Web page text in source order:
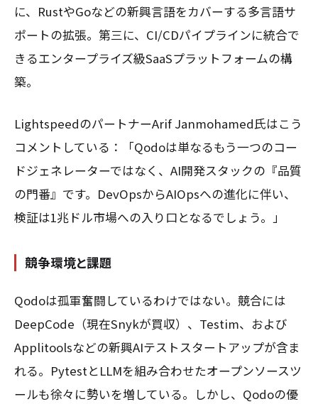
に、RustやGoなどの新興言語をカバーする多言語サ
ポートの拡張。第三に、CI/CDパイプラインに統合で
きるエンタープライズ級SaaSプラットフォームの構
築。
LightspeedのパートナーArif Janmohamed氏はこう
コメントしている：「Qodoは単なるもう一つのコー
ドジェネレーターではなく、AI開発スタックの『品質
の門番』です。DevOpsからAIOpsへの進化に伴い、
検証は1兆ドル市場への入り口となるでしょう。」
競争環境と課題
Qodoは孤軍奮闘しているわけではない。競合には
DeepCode（現在Snykが買収）、Testim、および
Applitoolsなどの新興AIテストスタートアップが含ま
れる。PytestとLLMを組み合わせたオープンソースツ
ールも徐々に勢いを増している。しかし、Qodoの優